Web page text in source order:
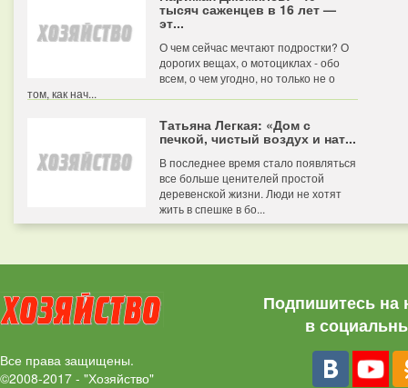
тысяч саженцев в 16 лет —
эт...
О чем сейчас мечтают подростки? О
дорогих вещах, о мотоциклах - обо
всем, о чем угодно, но только не о
том, как нач...
Татьяна Легкая: «Дом с
печкой, чистый воздух и нат...
В последнее время стало появляться
все больше ценителей простой
деревенской жизни. Люди не хотят
жить в спешке в бо...
Все права защищены.
©2008-2017 - "Хозяйство"
Подпишитесь на
в